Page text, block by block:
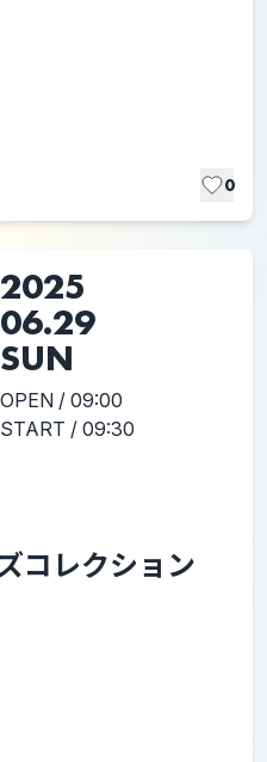
0
2025
06.29
SUN
OPEN / 09:00
START / 09:30
コレクション